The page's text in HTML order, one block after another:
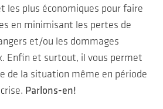
les plus économiques pour faire
en minimisant les pertes de
et/ou les dommages
Enfin et surtout, il vous permet
de la situation même en période
Parlons-en!